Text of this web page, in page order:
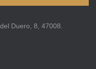
Duero, 8, 47008.